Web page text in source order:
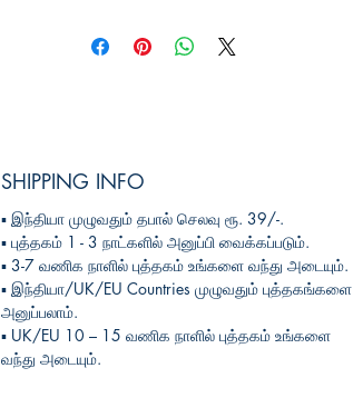
SHIPPING INFO
▪︎ இந்தியா முழுவதும் தபால் செலவு ரூ. 39/-.
▪︎ புத்தகம்1 - 3 நாட்களில் அனுப்பி வைக்கப்படும்.
▪︎ 3-7 வணிக நாளில் புத்தகம் உங்களை வந்து அடையும்.
▪︎ இந்தியா/UK/EU Countries முழுவதும் புத்தகங்களை
அனுப்பலாம்.
▪︎ UK/EU 10 – 15 வணிக நாளில் புத்தகம் உங்களை
வந்து அடையும்.